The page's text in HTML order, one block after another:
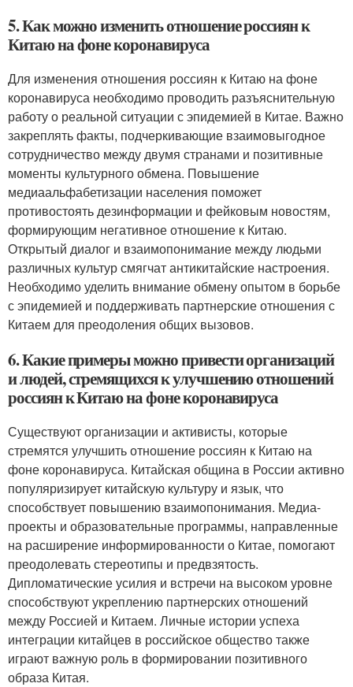
5. Как можно изменить отношение россиян к
Китаю на фоне коронавируса
Для изменения отношения россиян к Китаю на фоне
коронавируса необходимо проводить разъяснительную
работу о реальной ситуации с эпидемией в Китае. Важно
закреплять факты, подчеркивающие взаимовыгодное
сотрудничество между двумя странами и позитивные
моменты культурного обмена. Повышение
медиаальфабетизации населения поможет
противостоять дезинформации и фейковым новостям,
формирующим негативное отношение к Китаю.
Открытый диалог и взаимопонимание между людьми
различных культур смягчат антикитайские настроения.
Необходимо уделить внимание обмену опытом в борьбе
с эпидемией и поддерживать партнерские отношения с
Китаем для преодоления общих вызовов.
6. Какие примеры можно привести организаций
и людей, стремящихся к улучшению отношений
россиян к Китаю на фоне коронавируса
Существуют организации и активисты, которые
стремятся улучшить отношение россиян к Китаю на
фоне коронавируса. Китайская община в России активно
популяризирует китайскую культуру и язык, что
способствует повышению взаимопонимания. Медиа-
проекты и образовательные программы, направленные
на расширение информированности о Китае, помогают
преодолевать стереотипы и предвзятость.
Дипломатические усилия и встречи на высоком уровне
способствуют укреплению партнерских отношений
между Россией и Китаем. Личные истории успеха
интеграции китайцев в российское общество также
играют важную роль в формировании позитивного
образа Китая.